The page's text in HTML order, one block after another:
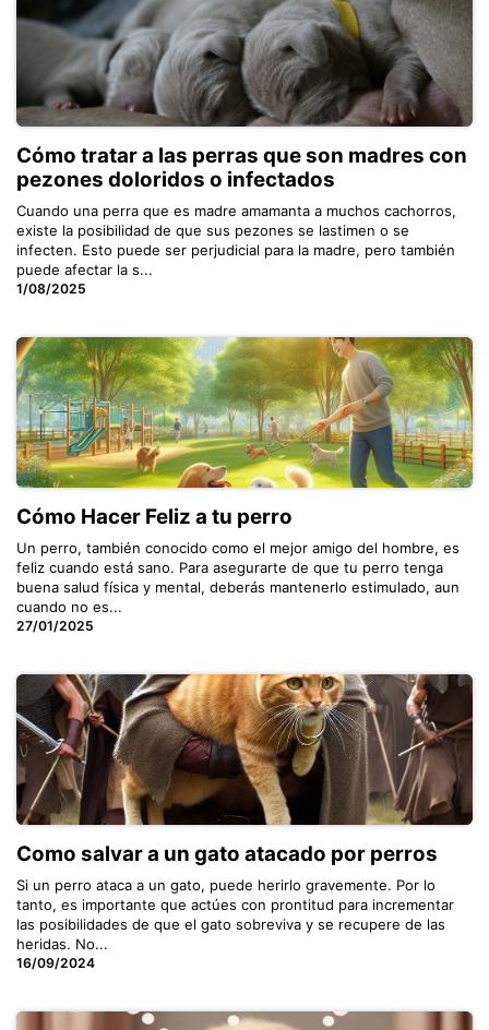
Cómo tratar a las perras que son madres con
pezones doloridos o infectados
Cuando una perra que es madre amamanta a muchos cachorros,
existe la posibilidad de que sus pezones se lastimen o se
infecten. Esto puede ser perjudicial para la madre, pero también
puede afectar la s...
1/08/2025
Cómo Hacer Feliz a tu perro
Un perro, también conocido como el mejor amigo del hombre, es
feliz cuando está sano. Para asegurarte de que tu perro tenga
buena salud física y mental, deberás mantenerlo estimulado, aun
cuando no es...
27/01/2025
Como salvar a un gato atacado por perros
Si un perro ataca a un gato, puede herirlo gravemente. Por lo
tanto, es importante que actúes con prontitud para incrementar
las posibilidades de que el gato sobreviva y se recupere de las
heridas. No...
16/09/2024